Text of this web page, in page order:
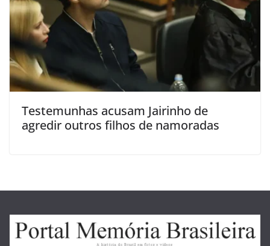
Testemunhas acusam Jairinho de
agredir outros filhos de namoradas